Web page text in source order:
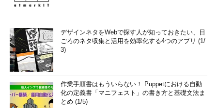
デザインネタをWebで探す人が知っておきたい、日
ごろのネタ収集と活用を効率化する4つのアプリ (1/
3)
作業手順書はもういらない！ Puppetにおける自動
化の定義書「マニフェスト」の書き方と基礎文法ま
とめ (1/5)